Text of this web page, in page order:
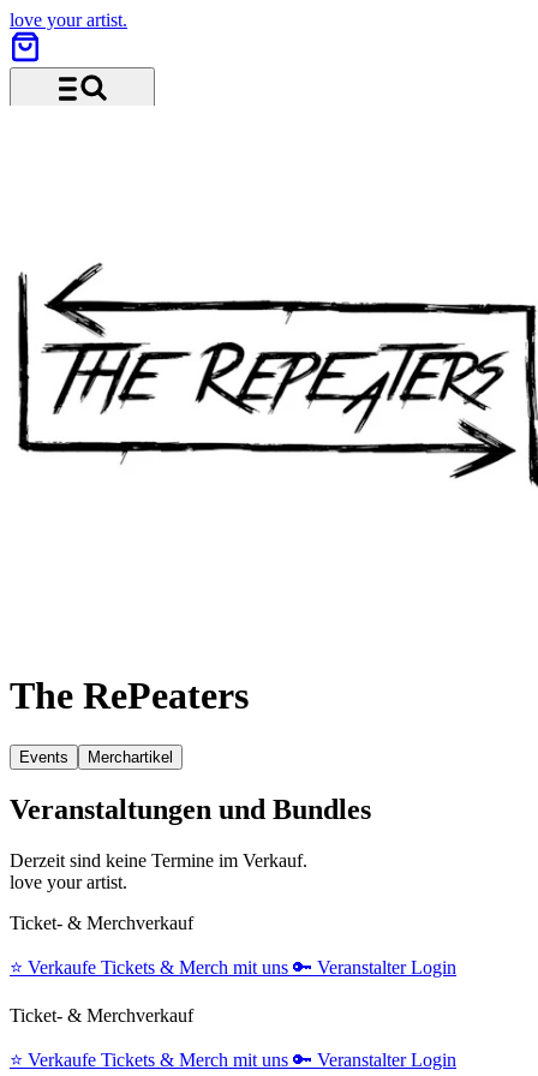
love your artist.
The RePeaters
Events Merchartikel
Veranstaltungen und Bundles
Derzeit sind keine Termine im Verkauf.
love your artist.
Ticket- & Merchverkauf
⭐️ Verkaufe Tickets & Merch mit uns 🔑 Veranstalter Login
Ticket- & Merchverkauf
⭐️ Verkaufe Tickets & Merch mit uns 🔑 Veranstalter Login